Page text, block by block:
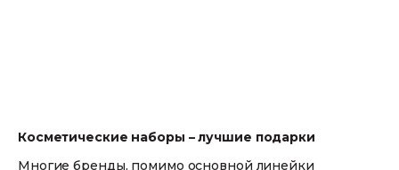
Косметические наборы – лучшие подарки
Многие бренды, помимо основной линейки